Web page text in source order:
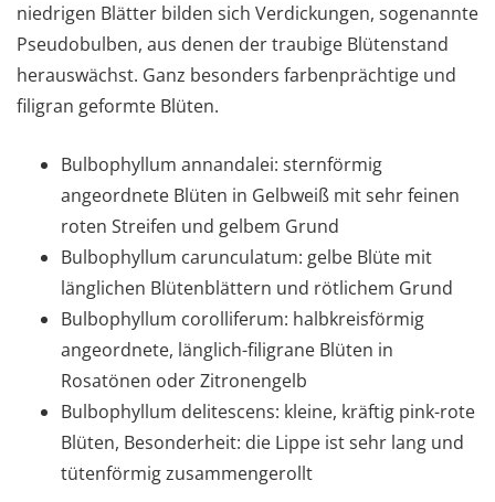
niedrigen Blätter bilden sich Verdickungen, sogenannte
Pseudobulben, aus denen der traubige Blütenstand
herauswächst. Ganz besonders farbenprächtige und
filigran geformte Blüten.
Bulbophyllum annandalei: sternförmig
angeordnete Blüten in Gelbweiß mit sehr feinen
roten Streifen und gelbem Grund
Bulbophyllum carunculatum: gelbe Blüte mit
länglichen Blütenblättern und rötlichem Grund
Bulbophyllum corolliferum: halbkreisförmig
angeordnete, länglich-filigrane Blüten in
Rosatönen oder Zitronengelb
Bulbophyllum delitescens: kleine, kräftig pink-rote
Blüten, Besonderheit: die Lippe ist sehr lang und
tütenförmig zusammengerollt